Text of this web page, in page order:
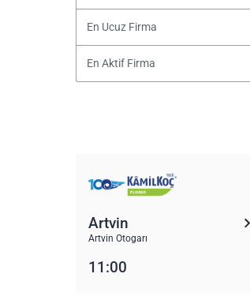
En Ucuz Firma
En Aktif Firma
Artvin
Artvin Otogarı
11:00